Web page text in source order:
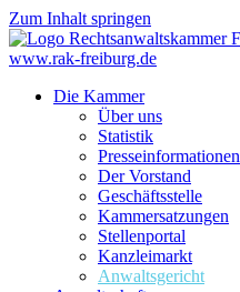
Zum Inhalt springen
Die Kammer
Über uns
Statistik
Presseinformationen
Der Vorstand
Geschäftsstelle
Kammersatzungen
Stellenportal
Kanzleimarkt
Anwaltsgericht